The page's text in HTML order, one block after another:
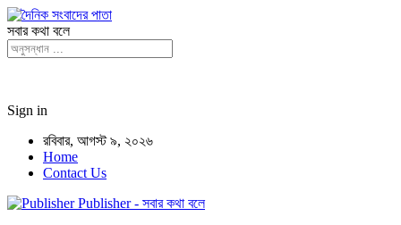
সবার কথা বলে
Sign in
রবিবার, আগস্ট ৯, ২০২৬
Home
Contact Us
Publisher - সবার কথা বলে